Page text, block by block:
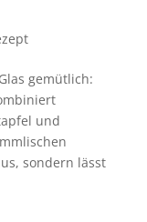
gemütlich:
und
sondern lässt